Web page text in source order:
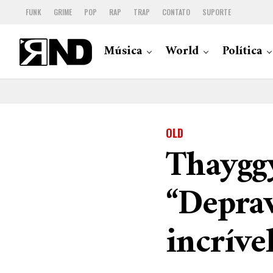
FUNK GRIME POP RAP TRAP CONTATO SUPORTE
Música World Política
OLD